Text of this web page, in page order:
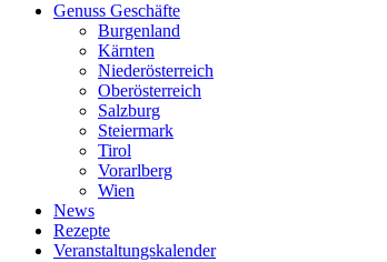
Genuss Geschäfte
Burgenland
Kärnten
Niederösterreich
Oberösterreich
Salzburg
Steiermark
Tirol
Vorarlberg
Wien
News
Rezepte
Veranstaltungskalender